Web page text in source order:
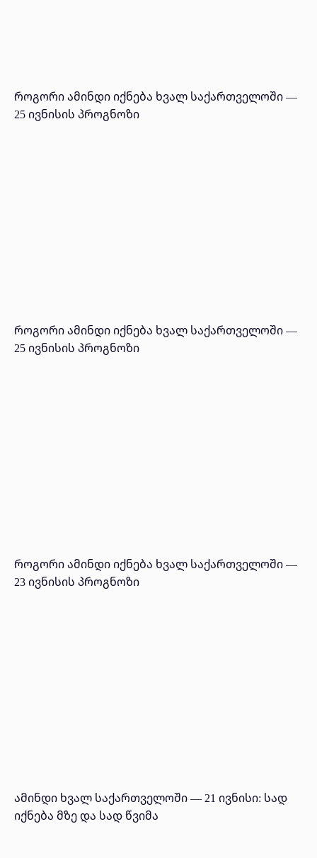
როგორი ამინდი იქნება ხვალ საქართველოში —
25 ივნისის პროგნოზი
როგორი ამინდი იქნება ხვალ საქართველოში —
25 ივნისის პროგნოზი
როგორი ამინდი იქნება ხვალ საქართველოში —
23 ივნისის პროგნოზი
ამინდი ხვალ საქართველოში — 21 ივნისი: სად
იქნება მზე და სად წვიმა